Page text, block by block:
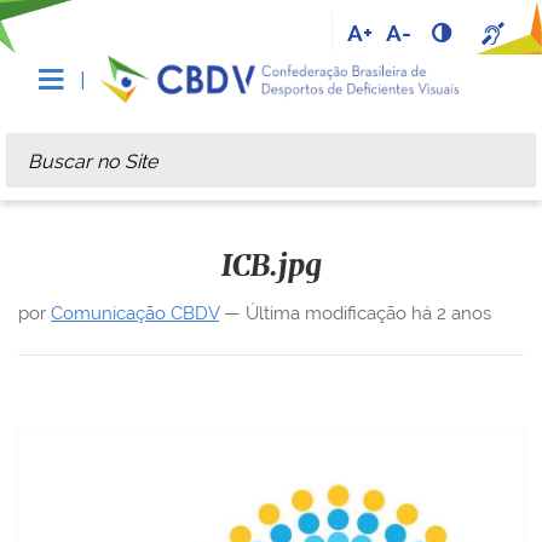
A+ A-
Busca
Busca Avançada…
ICB.jpg
por Comunicação CBDV— Última modificação há 2 anos